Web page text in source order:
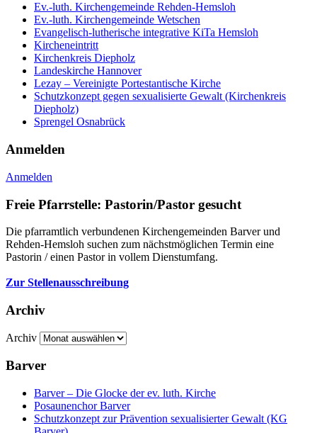
Ev.-luth. Kirchengemeinde Rehden-Hemsloh
Ev.-luth. Kirchengemeinde Wetschen
Evangelisch-lutherische integrative KiTa Hemsloh
Kircheneintritt
Kirchenkreis Diepholz
Landeskirche Hannover
Lezay – Vereinigte Portestantische Kirche
Schutzkonzept gegen sexualisierte Gewalt (Kirchenkreis
Diepholz)
Sprengel Osnabrück
Anmelden
Anmelden
Freie Pfarrstelle: Pastorin/Pastor gesucht
Die pfarramtlich verbundenen Kirchengemeinden Barver und
Rehden-Hemsloh suchen zum nächstmöglichen Termin eine
Pastorin / einen Pastor in vollem Dienstumfang.
Zur Stellenausschreibung
Archiv
Archiv
Barver
Barver – Die Glocke der ev. luth. Kirche
Posaunenchor Barver
Schutzkonzept zur Prävention sexualisierter Gewalt (KG